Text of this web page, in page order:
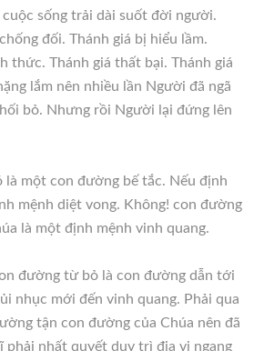
sống trải dài suốt đời người.
đối. Thánh giá bị hiểu lầm.
thức. Thánh giá thất bại. Thánh giá
lắm nên nhiều lần Người đã ngã
bỏ. Nhưng rồi Người lại đứng lên
là một con đường bế tắc. Nếu định
mệnh diệt vong. Không! con đường
là một định mệnh vinh quang.
đường từ bỏ là con đường dẫn tới
nhục mới đến vinh quang. Phải qua
tận con đường của Chúa nên đã
phải nhất quyết duy trì địa vị ngang